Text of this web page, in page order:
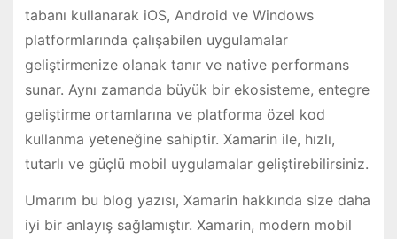
tabanı kullanarak iOS, Android ve Windows
platformlarında çalışabilen uygulamalar
geliştirmenize olanak tanır ve native performans
sunar. Aynı zamanda büyük bir ekosisteme, entegre
geliştirme ortamlarına ve platforma özel kod
kullanma yeteneğine sahiptir. Xamarin ile, hızlı,
tutarlı ve güçlü mobil uygulamalar geliştirebilirsiniz.
Umarım bu blog yazısı, Xamarin hakkında size daha
iyi bir anlayış sağlamıştır. Xamarin, modern mobil